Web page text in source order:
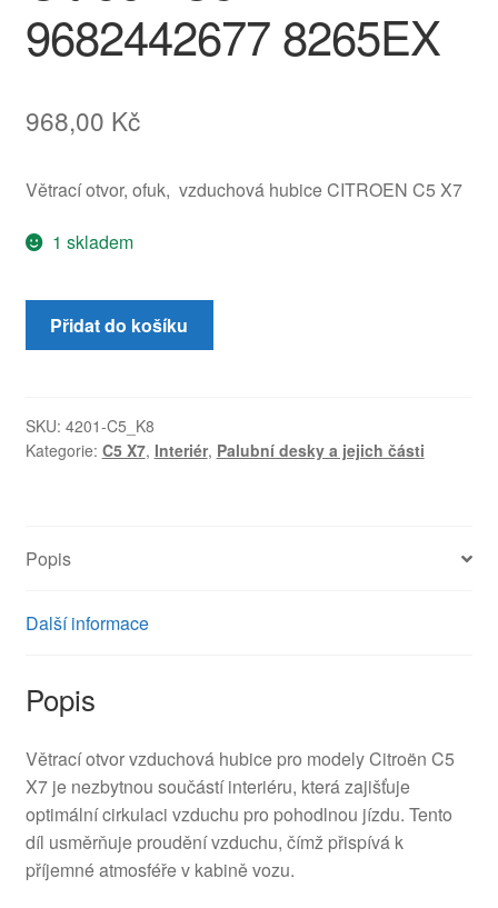
9682442677 8265EX
968,00 Kč
Větrací otvor, ofuk, vzduchová hubice CITROEN C5 X7
1 skladem
Větrací
otvor
Citroën
C5
množství
Přidat do košíku
SKU: 4201-C5_K8
Kategorie: C5 X7, Interiér, Palubní desky a jejich části
Popis
Další informace
Popis
Větrací otvor vzduchová hubice pro modely Citroën C5
X7 je nezbytnou součástí interiéru, která zajišťuje
optimální cirkulaci vzduchu pro pohodlnou jízdu. Tento
díl usměrňuje proudění vzduchu, čímž přispívá k
příjemné atmosféře v kabině vozu.